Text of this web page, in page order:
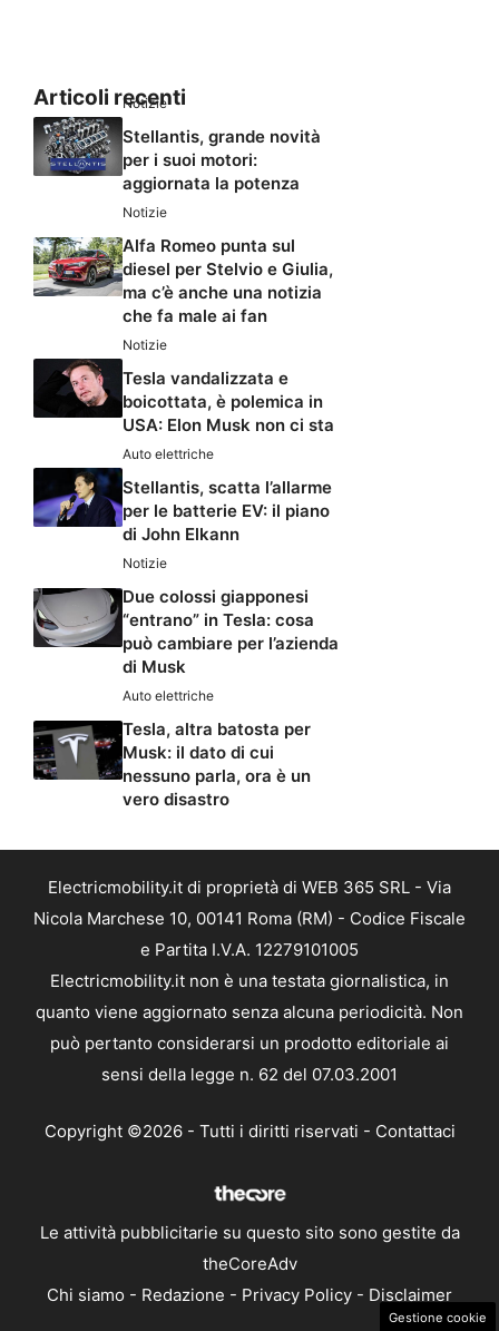
Articoli recenti
Notizie
Stellantis, grande novità
per i suoi motori:
aggiornata la potenza
Notizie
Alfa Romeo punta sul
diesel per Stelvio e Giulia,
ma c’è anche una notizia
che fa male ai fan
Notizie
Tesla vandalizzata e
boicottata, è polemica in
USA: Elon Musk non ci sta
Auto elettriche
Stellantis, scatta l’allarme
per le batterie EV: il piano
di John Elkann
Notizie
Due colossi giapponesi
“entrano” in Tesla: cosa
può cambiare per l’azienda
di Musk
Auto elettriche
Tesla, altra batosta per
Musk: il dato di cui
nessuno parla, ora è un
vero disastro
Electricmobility.it di proprietà di WEB 365 SRL - Via
Nicola Marchese 10, 00141 Roma (RM) - Codice Fiscale
e Partita I.V.A. 12279101005
Electricmobility.it non è una testata giornalistica, in
quanto viene aggiornato senza alcuna periodicità. Non
può pertanto considerarsi un prodotto editoriale ai
sensi della legge n. 62 del 07.03.2001
Copyright ©2026 - Tutti i diritti riservati - Contattaci
Le attività pubblicitarie su questo sito sono gestite da
theCoreAdv
Chi siamo - Redazione - Privacy Policy - Disclaimer
Gestione cookie